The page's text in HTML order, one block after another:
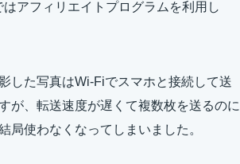
はアフィリエイトプログラムを利用し
した写真はWi-Fiでスマホと接続して送
が、転送速度が遅くて複数枚を送るのに
局使わなくなってしまいました。